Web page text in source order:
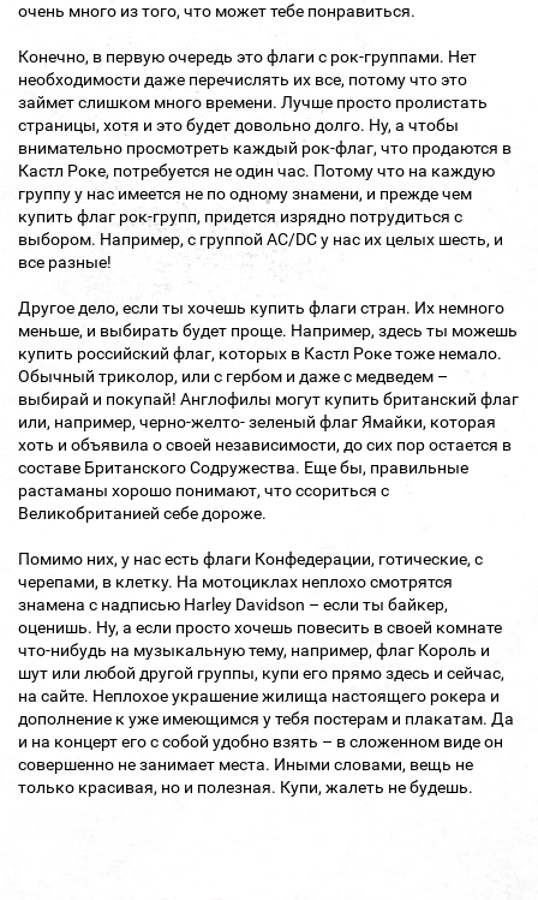
очень много из того, что может тебе понравиться.
Конечно, в первую очередь это флаги с рок-группами. Нет
необходимости даже перечислять их все, потому что это
займет слишком много времени. Лучше просто пролистать
страницы, хотя и это будет довольно долго. Ну, а чтобы
внимательно просмотреть каждый рок-флаг, что продаются в
Кастл Роке, потребуется не один час. Потому что на каждую
группу у нас имеется не по одному знамени, и прежде чем
купить флаг рок-групп, придется изрядно потрудиться с
выбором. Например, с группой AC/DC у нас их целых шесть, и
все разные!
Другое дело, если ты хочешь купить флаги стран. Их немного
меньше, и выбирать будет проще. Например, здесь ты можешь
купить российский флаг, которых в Кастл Роке тоже немало.
Обычный триколор, или с гербом и даже с медведем –
выбирай и покупай! Англофилы могут купить британский флаг
или, например, черно-желто- зеленый флаг Ямайки, которая
хоть и объявила о своей независимости, до сих пор остается в
составе Британского Содружества. Еще бы, правильные
растаманы хорошо понимают, что ссориться с
Великобританией себе дороже.
Помимо них, у нас есть флаги Конфедерации, готические, с
черепами, в клетку. На мотоциклах неплохо смотрятся
знамена с надписью Harley Davidson – если ты байкер,
оценишь. Ну, а если просто хочешь повесить в своей комнате
что-нибудь на музыкальную тему, например, флаг Король и
шут или любой другой группы, купи его прямо здесь и сейчас,
на сайте. Неплохое украшение жилища настоящего рокера и
дополнение к уже имеющимся у тебя постерам и плакатам. Да
и на концерт его с собой удобно взять – в сложенном виде он
совершенно не занимает места. Иными словами, вещь не
только красивая, но и полезная. Купи, жалеть не будешь.